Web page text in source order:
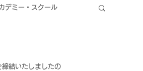
デミー・スクール
結いたしましたの